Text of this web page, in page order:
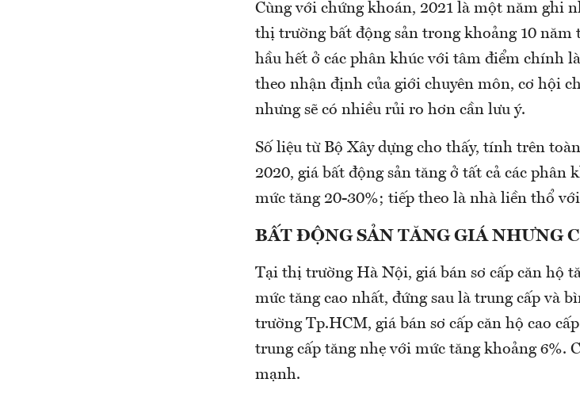
Cùng với chứng khoán, 2021 là một năm ghi
thị trường bất động sản trong khoảng 10 năm
hầu hết ở các phân khúc với tâm điểm chính
theo nhận định của giới chuyên môn, cơ hội
nhưng sẽ có nhiều rủi ro hơn cần lưu ý.
Số liệu từ Bộ Xây dựng cho thấy, tính trên
2020, giá bất động sản tăng ở tất cả các phân
mức tăng 20-30%; tiếp theo là nhà liền thổ
BẤT ĐỘNG SẢN TĂNG GIÁ NHƯNG
Tại thị trường Hà Nội, giá bán sơ cấp căn hộ
mức tăng cao nhất, đứng sau là trung cấp và
trường Tp.HCM, giá bán sơ cấp căn hộ cao
trung cấp tăng nhẹ với mức tăng khoảng 6%.
mạnh.